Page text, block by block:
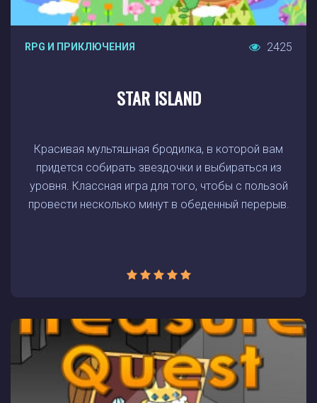
RPG И ПРИКЛЮЧЕНИЯ 2425
STAR ISLAND
Красивая мультяшная бродилка, в которой вам
придется собирать звездочки и выбираться из
уровня. Классная игра для того, чтобы с пользой
провести несколько минут в обеденный перерыв.